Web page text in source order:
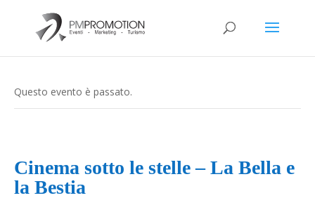
Questo evento è passato.
Cinema sotto le stelle – La Bella e
la Bestia